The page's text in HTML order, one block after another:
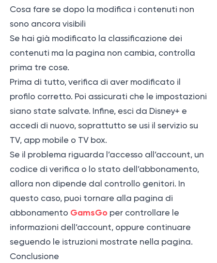
Cosa fare se dopo la modifica i contenuti non
sono ancora visibili
Se hai già modificato la classificazione dei
contenuti ma la pagina non cambia, controlla
prima tre cose.
Prima di tutto, verifica di aver modificato il
profilo corretto. Poi assicurati che le impostazioni
siano state salvate. Infine, esci da Disney+ e
accedi di nuovo, soprattutto se usi il servizio su
TV, app mobile o TV box.
Se il problema riguarda l’accesso all’account, un
codice di verifica o lo stato dell’abbonamento,
allora non dipende dal controllo genitori. In
questo caso, puoi tornare alla pagina di
abbonamento GamsGo per controllare le
informazioni dell’account, oppure continuare
seguendo le istruzioni mostrate nella pagina.
Conclusione